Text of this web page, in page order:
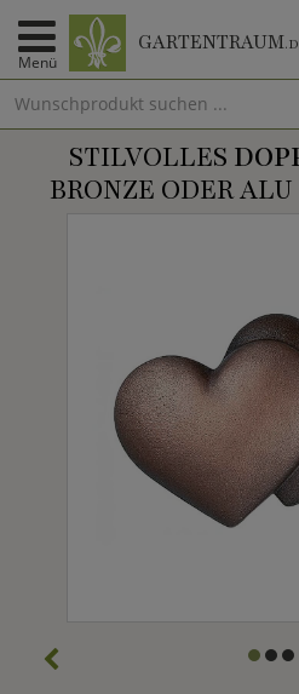
Menü
GARTENTRAUM
STILVOLLES
BRONZE ODER